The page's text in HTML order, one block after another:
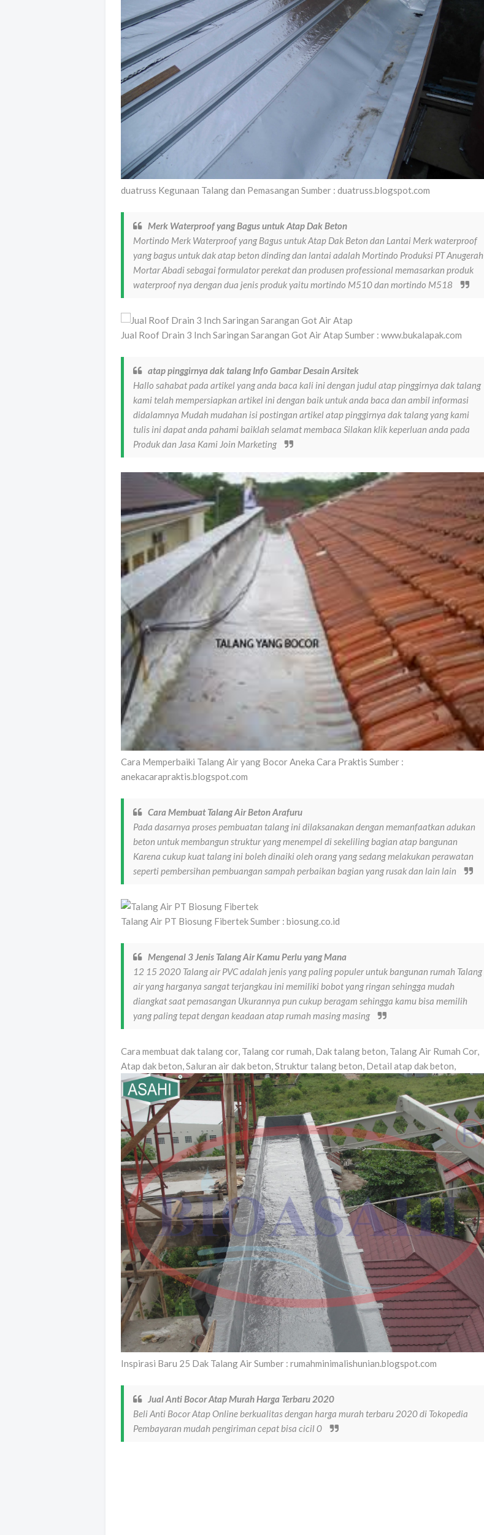
duatruss Kegunaan Talang dan Pemasangan Sumber : duatruss.blogspot.com
Merk Waterproof yang Bagus untuk Atap Dak Beton
Mortindo Merk Waterproof yang Bagus untuk Atap Dak Beton dan Lantai Merk waterproof
yang bagus untuk dak atap beton dinding dan lantai adalah Mortindo Produksi PT Anugerah
Mortar Abadi sebagai formulator perekat dan produsen professional memasarkan produk
waterproof nya dengan dua jenis produk yaitu mortindo M510 dan mortindo M518
Jual Roof Drain 3 Inch Saringan Sarangan Got Air Atap Sumber : www.bukalapak.com
atap pinggirnya dak talang Info Gambar Desain Arsitek
Hallo sahabat pada artikel yang anda baca kali ini dengan judul atap pinggirnya dak talang
kami telah mempersiapkan artikel ini dengan baik untuk anda baca dan ambil informasi
didalamnya Mudah mudahan isi postingan artikel atap pinggirnya dak talang yang kami
tulis ini dapat anda pahami baiklah selamat membaca Silakan klik keperluan anda pada
Produk dan Jasa Kami Join Marketing
Cara Memperbaiki Talang Air yang Bocor Aneka Cara Praktis Sumber :
anekacarapraktis.blogspot.com
Cara Membuat Talang Air Beton Arafuru
Pada dasarnya proses pembuatan talang ini dilaksanakan dengan memanfaatkan adukan
beton untuk membangun struktur yang menempel di sekeliling bagian atap bangunan
Karena cukup kuat talang ini boleh dinaiki oleh orang yang sedang melakukan perawatan
seperti pembersihan pembuangan sampah perbaikan bagian yang rusak dan lain lain
Talang Air PT Biosung Fibertek Sumber : biosung.co.id
Mengenal 3 Jenis Talang Air Kamu Perlu yang Mana
12 15 2020 Talang air PVC adalah jenis yang paling populer untuk bangunan rumah Talang
air yang harganya sangat terjangkau ini memiliki bobot yang ringan sehingga mudah
diangkat saat pemasangan Ukurannya pun cukup beragam sehingga kamu bisa memilih
yang paling tepat dengan keadaan atap rumah masing masing
Cara membuat dak talang cor, Talang cor rumah, Dak talang beton, Talang Air Rumah Cor,
Atap dak beton, Saluran air dak beton, Struktur talang beton, Detail atap dak beton,
Inspirasi Baru 25 Dak Talang Air Sumber : rumahminimalishunian.blogspot.com
Jual Anti Bocor Atap Murah Harga Terbaru 2020
Beli Anti Bocor Atap Online berkualitas dengan harga murah terbaru 2020 di Tokopedia
Pembayaran mudah pengiriman cepat bisa cicil 0